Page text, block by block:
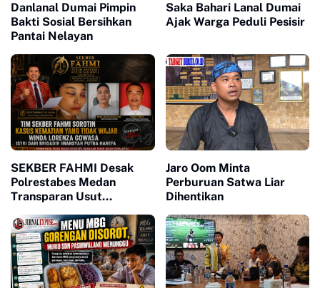
Danlanal Dumai Pimpin
Bakti Sosial Bersihkan
Pantai Nelayan
Saka Bahari Lanal Dumai
Ajak Warga Peduli Pesisir
SEKBER FAHMI Desak
Polrestabes Medan
Transparan Usut
Jaro Oom Minta
Perburuan Satwa Liar
Dihentikan